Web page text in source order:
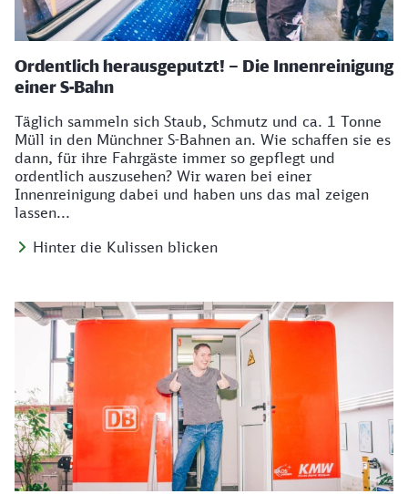
Ordentlich herausgeputzt! – Die Innenreinigung
einer S-Bahn
Täglich sammeln sich Staub, Schmutz und ca. 1 Tonne
Müll in den Münchner S-Bahnen an. Wie schaffen sie es
dann, für ihre Fahrgäste immer so gepflegt und
ordentlich auszusehen? Wir waren bei einer
Innenreinigung dabei und haben uns das mal zeigen
lassen...
Hinter die Kulissen blicken